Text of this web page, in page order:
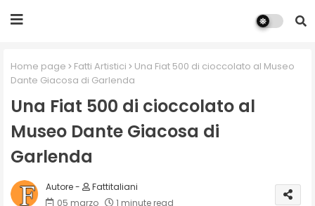
Home page Fatti Artistici
Una Fiat 500 di cioccolato al Museo
Dante Giacosa di Garlenda
Una Fiat 500 di cioccolato al
Museo Dante Giacosa di
Garlenda
Fattitaliani
05 marzo
1 minute read